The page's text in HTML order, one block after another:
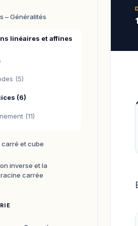
– Généralités
linéaires et affines
(5)
(6)
(11)
carré et cube
inverse et la
carrée